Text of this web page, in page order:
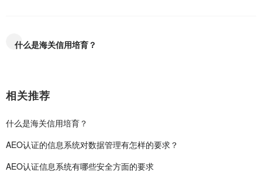
什么是海关信用培育？
相关推荐
什么是海关信用培育？
AEO认证的信息系统对数据管理有怎样的要求？
AEO认证信息系统有哪些安全方面的要求